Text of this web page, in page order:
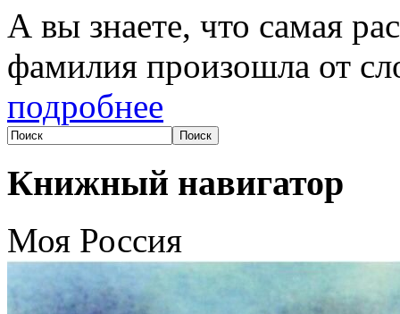
А вы знаете, что самая
фамилия произошла от
подробнее
Книжный навигатор
Моя Россия